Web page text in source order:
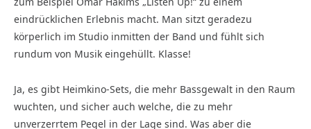
eindrücklichen Erlebnis macht. Man sitzt geradezu
körperlich im Studio inmitten der Band und fühlt sich
rundum von Musik eingehüllt. Klasse!
Ja, es gibt Heimkino-Sets, die mehr Bassgewalt in den Raum
wuchten, und sicher auch welche, die zu mehr
unverzerrtem Pegel in der Lage sind. Was aber die